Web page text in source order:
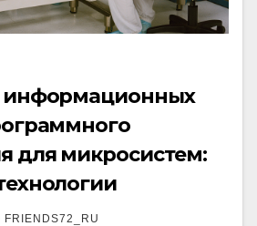
информационных
для микросистем:
FRIENDS72_RU